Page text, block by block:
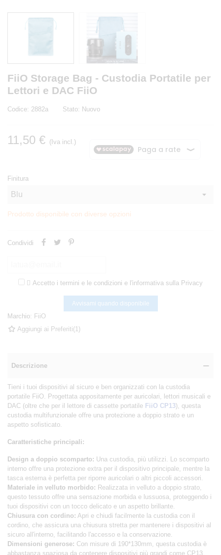
FiiO Storage Bag - Custodia Portatile per
Lettori e DAC FiiO
Codice: 2882a Stato: Nuovo
11,50 € (Iva incl.)
Finitura
Prodotto disponibile con diverse opzioni
Condividi
 Accetto i termini e le condizioni e l'informativa sulla Privacy
Avvisami quando disponibile
Marchio: FiiO
Aggiungi ai Preferiti(1)
Descrizione
Tieni i tuoi dispositivi al sicuro e ben organizzati con la custodia
portatile FiiO. Progettata appositamente per auricolari, lettori musicali e
DAC (oltre che per il lettore di cassette portatile FiiO CP13), questa
custodia multifunzionale offre una protezione a doppio strato e un
aspetto sofisticato.
Caratteristiche principali:
Design a doppio scomparto: Una custodia, più utilizzi. Lo scomparto
interno offre una protezione extra per il dispositivo principale, mentre la
tasca esterna è perfetta per riporre auricolari o altri piccoli accessori.
Materiale in velluto morbido: Realizzata in velluto a doppio strato,
questo tessuto offre una sensazione morbida e lussuosa, proteggendo i
tuoi dispositivi con un tocco delicato e un aspetto brillante.
Chiusura con cordino: Apri e chiudi facilmente la custodia con il
cordino, che assicura una chiusura stretta per mantenere i dispositivi al
sicuro all'interno, facilitando l'accesso e la conservazione.
Dimensioni generose: Con misure di 190*130mm, questa custodia è
abbastanza spaziosa da contenere dispositivi più grandi come CP13,